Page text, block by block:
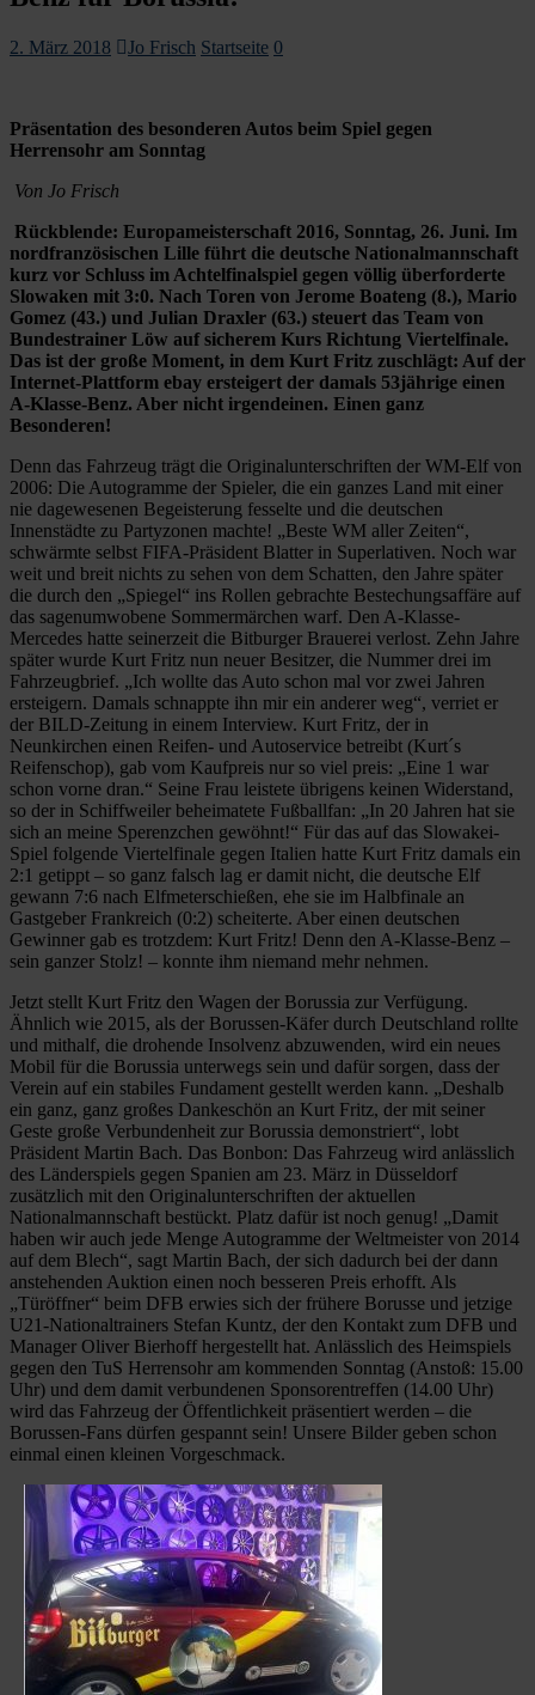
2. März 2018 Jo Frisch Startseite 0
Präsentation des besonderen Autos beim Spiel gegen
Herrensohr am Sonntag
Von Jo Frisch
Rückblende: Europameisterschaft 2016, Sonntag, 26. Juni. Im
nordfranzösischen Lille führt die deutsche Nationalmannschaft
kurz vor Schluss im Achtelfinalspiel gegen völlig überforderte
Slowaken mit 3:0. Nach Toren von Jerome Boateng (8.), Mario
Gomez (43.) und Julian Draxler (63.) steuert das Team von
Bundestrainer Löw auf sicherem Kurs Richtung Viertelfinale.
Das ist der große Moment, in dem Kurt Fritz zuschlägt: Auf der
Internet-Plattform ebay ersteigert der damals 53jährige einen
A-Klasse-Benz. Aber nicht irgendeinen. Einen ganz
Besonderen!
Denn das Fahrzeug trägt die Originalunterschriften der WM-Elf von
2006: Die Autogramme der Spieler, die ein ganzes Land mit einer
nie dagewesenen Begeisterung fesselte und die deutschen
Innenstädte zu Partyzonen machte! „Beste WM aller Zeiten“,
schwärmte selbst FIFA-Präsident Blatter in Superlativen. Noch war
weit und breit nichts zu sehen von dem Schatten, den Jahre später
die durch den „Spiegel“ ins Rollen gebrachte Bestechungsaffäre auf
das sagenumwobene Sommermärchen warf. Den A-Klasse-
Mercedes hatte seinerzeit die Bitburger Brauerei verlost. Zehn Jahre
später wurde Kurt Fritz nun neuer Besitzer, die Nummer drei im
Fahrzeugbrief. „Ich wollte das Auto schon mal vor zwei Jahren
ersteigern. Damals schnappte ihn mir ein anderer weg“, verriet er
der BILD-Zeitung in einem Interview. Kurt Fritz, der in
Neunkirchen einen Reifen- und Autoservice betreibt (Kurt´s
Reifenschop), gab vom Kaufpreis nur so viel preis: „Eine 1 war
schon vorne dran.“ Seine Frau leistete übrigens keinen Widerstand,
so der in Schiffweiler beheimatete Fußballfan: „In 20 Jahren hat sie
sich an meine Sperenzchen gewöhnt!“ Für das auf das Slowakei-
Spiel folgende Viertelfinale gegen Italien hatte Kurt Fritz damals ein
2:1 getippt – so ganz falsch lag er damit nicht, die deutsche Elf
gewann 7:6 nach Elfmeterschießen, ehe sie im Halbfinale an
Gastgeber Frankreich (0:2) scheiterte. Aber einen deutschen
Gewinner gab es trotzdem: Kurt Fritz! Denn den A-Klasse-Benz –
sein ganzer Stolz! – konnte ihm niemand mehr nehmen.
Jetzt stellt Kurt Fritz den Wagen der Borussia zur Verfügung.
Ähnlich wie 2015, als der Borussen-Käfer durch Deutschland rollte
und mithalf, die drohende Insolvenz abzuwenden, wird ein neues
Mobil für die Borussia unterwegs sein und dafür sorgen, dass der
Verein auf ein stabiles Fundament gestellt werden kann. „Deshalb
ein ganz, ganz großes Dankeschön an Kurt Fritz, der mit seiner
Geste große Verbundenheit zur Borussia demonstriert“, lobt
Präsident Martin Bach. Das Bonbon: Das Fahrzeug wird anlässlich
des Länderspiels gegen Spanien am 23. März in Düsseldorf
zusätzlich mit den Originalunterschriften der aktuellen
Nationalmannschaft bestückt. Platz dafür ist noch genug! „Damit
haben wir auch jede Menge Autogramme der Weltmeister von 2014
auf dem Blech“, sagt Martin Bach, der sich dadurch bei der dann
anstehenden Auktion einen noch besseren Preis erhofft. Als
„Türöffner“ beim DFB erwies sich der frühere Borusse und jetzige
U21-Nationaltrainers Stefan Kuntz, der den Kontakt zum DFB und
Manager Oliver Bierhoff hergestellt hat. Anlässlich des Heimspiels
gegen den TuS Herrensohr am kommenden Sonntag (Anstoß: 15.00
Uhr) und dem damit verbundenen Sponsorentreffen (14.00 Uhr)
wird das Fahrzeug der Öffentlichkeit präsentiert werden – die
Borussen-Fans dürfen gespannt sein! Unsere Bilder geben schon
einmal einen kleinen Vorgeschmack.